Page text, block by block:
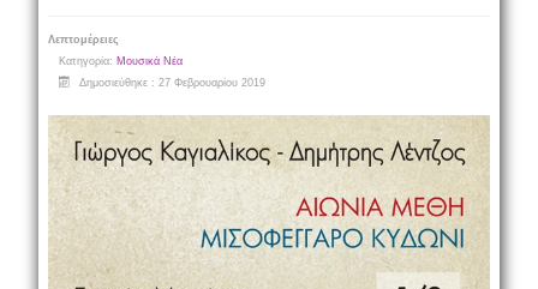
Λεπτομέρειες
Κατηγορία: Μουσικά Νέα
Δημοσιεύθηκε : 27 Φεβρουαρίου 2019